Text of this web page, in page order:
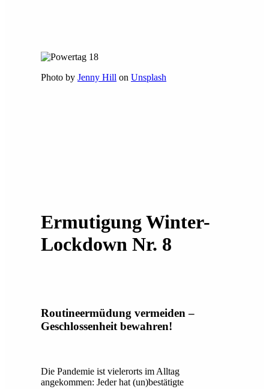
Photo by Jenny Hill on Unsplash
Ermutigung Winter-
Lockdown Nr. 8
Routineermüdung vermeiden –
Geschlossenheit bewahren!
Die Pandemie ist vielerorts im Alltag
angekommen: Jeder hat (un)bestätigte